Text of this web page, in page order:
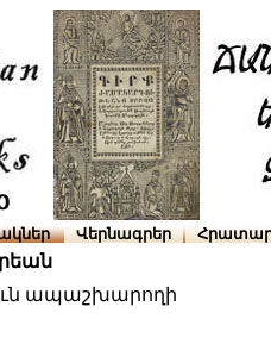
Վերնագրեր
ապաշխարողի